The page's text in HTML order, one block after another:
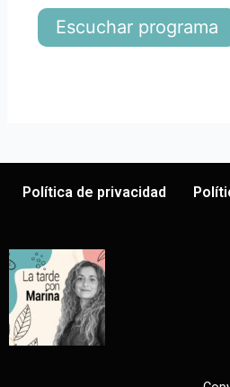
Escuchar programa
Política de privacidad